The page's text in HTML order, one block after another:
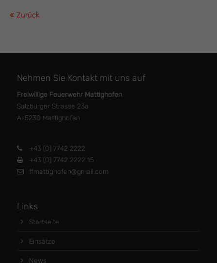
Zurück
Nehmen Sie Kontakt mit uns auf
Freiwillige Feuerwehr Mattighofen
Salzburger Strasse 23a
A-5230 Mattighofen
+43 (0) 7742 2222
+43 (0) 7742 2222 15
ffmattighofen@gmail.com
Links
Startseite
Einsätze
News